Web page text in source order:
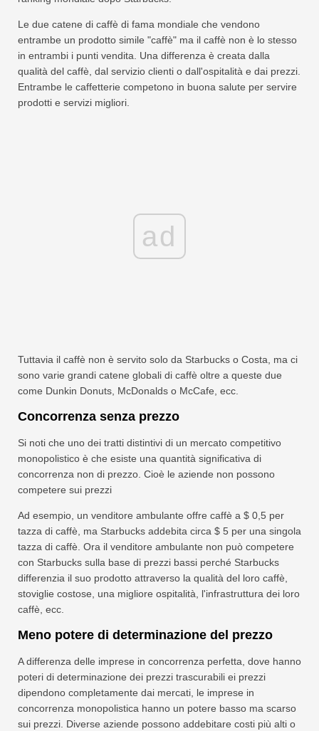
Le due catene di caffè di fama mondiale che vendono
entrambe un prodotto simile "caffè" ma il caffè non è lo stesso
in entrambi i punti vendita. Una differenza è creata dalla
qualità del caffè, dal servizio clienti o dall'ospitalità e dai prezzi.
Entrambe le caffetterie competono in buona salute per servire
prodotti e servizi migliori.
ad
Tuttavia il caffè non è servito solo da Starbucks o Costa, ma ci
sono varie grandi catene globali di caffè oltre a queste due
come Dunkin Donuts, McDonalds o McCafe, ecc.
Concorrenza senza prezzo
Si noti che uno dei tratti distintivi di un mercato competitivo
monopolistico è che esiste una quantità significativa di
concorrenza non di prezzo. Cioè le aziende non possono
competere sui prezzi
Ad esempio, un venditore ambulante offre caffè a $ 0,5 per
tazza di caffè, ma Starbucks addebita circa $ 5 per una singola
tazza di caffè. Ora il venditore ambulante non può competere
con Starbucks sulla base di prezzi bassi perché Starbucks
differenzia il suo prodotto attraverso la qualità del loro caffè,
stoviglie costose, una migliore ospitalità, l'infrastruttura dei loro
caffè, ecc.
Meno potere di determinazione del prezzo
A differenza delle imprese in concorrenza perfetta, dove hanno
poteri di determinazione dei prezzi trascurabili ei prezzi
dipendono completamente dai mercati, le imprese in
concorrenza monopolistica hanno un potere basso ma scarso
sui prezzi. Diverse aziende possono addebitare costi più alti o